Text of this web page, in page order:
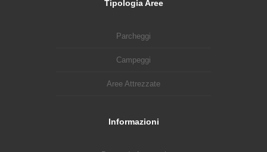
Tipologia Aree
Parcheggi
Campeggi
Aree Attrezzate
Informazioni